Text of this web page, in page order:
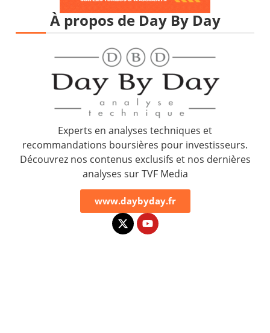
À propos de Day By Day
Experts en analyses techniques et
recommandations boursières pour investisseurs.
Découvrez nos contenus exclusifs et nos dernières
analyses sur TVF Media
www.daybyday.fr